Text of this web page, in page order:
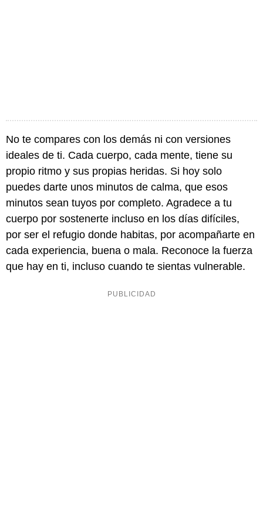
No te compares con los demás ni con versiones
ideales de ti. Cada cuerpo, cada mente, tiene su
propio ritmo y sus propias heridas. Si hoy solo
puedes darte unos minutos de calma, que esos
minutos sean tuyos por completo. Agradece a tu
cuerpo por sostenerte incluso en los días difíciles,
por ser el refugio donde habitas, por acompañarte en
cada experiencia, buena o mala. Reconoce la fuerza
que hay en ti, incluso cuando te sientas vulnerable.